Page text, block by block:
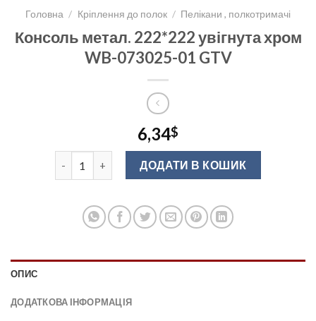
Головна / Кріплення до полок / Пелікани , полкотримачі
Консоль метал. 222*222 увігнута хром
WB-073025-01 GTV
6,34$
Консоль метал. 222*222 увігнута хром WB-073025-01
ДОДАТИ В КОШИК
ОПИС
ДОДАТКОВА ІНФОРМАЦІЯ